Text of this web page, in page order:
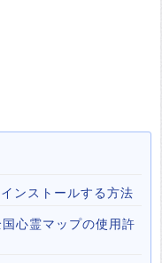
ンストールする方法
心霊マップの使用許